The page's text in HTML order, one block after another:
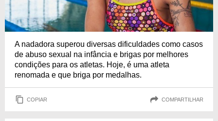
A nadadora superou diversas dificuldades como casos
de abuso sexual na infância e brigas por melhores
condições para os atletas. Hoje, é uma atleta
renomada e que briga por medalhas.
COPIAR COMPARTILHAR